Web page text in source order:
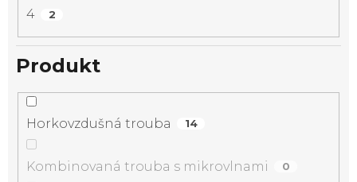
4 2
Produkt
Horkovzdušná trouba 14
Kombinovaná trouba s mikrovlnami 0